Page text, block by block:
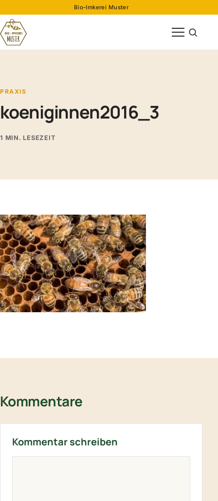
Bio-Imkerei Muster
Menü öffnen
Suche
PRAXIS
koeniginnen2016_3
1 MIN. LESEZEIT
Kommentare
Kommentar schreiben